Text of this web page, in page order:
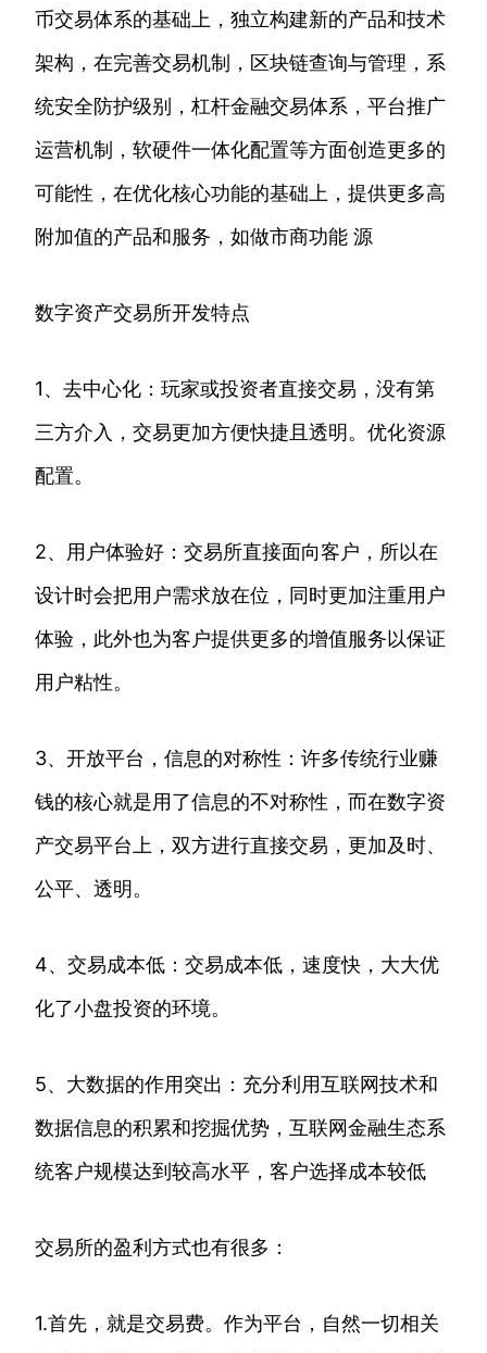
币交易体系的基础上，独立构建新的产品和技术
架构，在完善交易机制，区块链查询与管理，系
统安全防护级别，杠杆金融交易体系，平台推广
运营机制，软硬件一体化配置等方面创造更多的
可能性，在优化核心功能的基础上，提供更多高
附加值的产品和服务，如做市商功能 源
数字资产交易所开发特点
1、去中心化：玩家或投资者直接交易，没有第
三方介入，交易更加方便快捷且透明。优化资源
配置。
2、用户体验好：交易所直接面向客户，所以在
设计时会把用户需求放在位，同时更加注重用户
体验，此外也为客户提供更多的增值服务以保证
用户粘性。
3、开放平台，信息的对称性：许多传统行业赚
钱的核心就是用了信息的不对称性，而在数字资
产交易平台上，双方进行直接交易，更加及时、
公平、透明。
4、交易成本低：交易成本低，速度快，大大优
化了小盘投资的环境。
5、大数据的作用突出：充分利用互联网技术和
数据信息的积累和挖掘优势，互联网金融生态系
统客户规模达到较高水平，客户选择成本较低
交易所的盈利方式也有很多：
1.首先，就是交易费。作为平台，自然一切相关